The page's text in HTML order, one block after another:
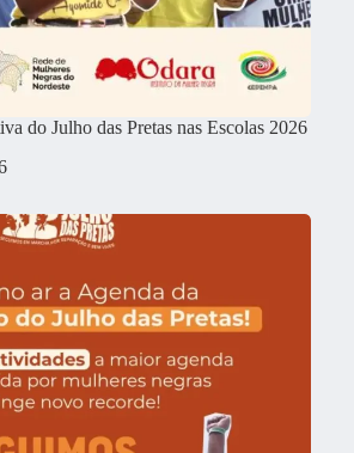
do Julho das Pretas nas Escolas 2026